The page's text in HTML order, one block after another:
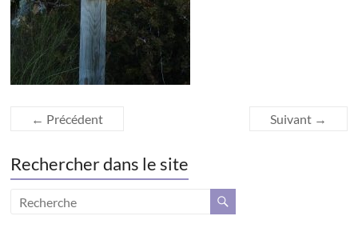
← Précédent Suivant →
Rechercher dans le site